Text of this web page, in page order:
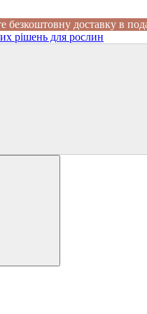
безкоштовну доставку в